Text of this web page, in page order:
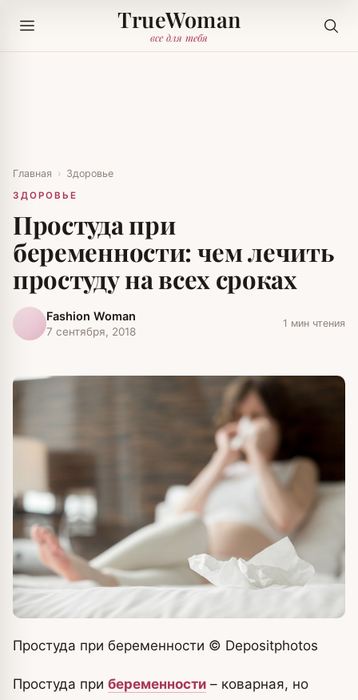
TrueWoman
все для тебя
Главная › Здоровье
ЗДОРОВЬЕ
Простуда при
беременности: чем лечить
простуду на всех сроках
Fashion Woman
7 сентября, 2018
1 мин чтения
Простуда при беременности © Depositphotos
Простуда при беременности – коварная, но